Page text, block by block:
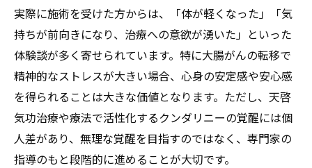
ップ
天啓気功治療や療法で活性化するクンダリ
ニー覚醒が支える心身の安定感とは
天啓気功治療や療法でのチャクラ活性化で
得られるポジティブな変化
施術を通じて実感できる可能性と限界の整
理
実際に施術を受けた方からは、「体が軽くなった」「気
持ちが前向きになり、治療への意欲が湧いた」といった
体験談が多く寄せられています。特に大腸がんの転移で
精神的なストレスが大きい場合、心身の安定感や安心感
を得られることは大きな価値となります。ただし、天啓
気功治療や療法で活性化するクンダリニーの覚醒には個
人差があり、無理な覚醒を目指すのではなく、専門家の
指導のもと段階的に進めることが大切です。